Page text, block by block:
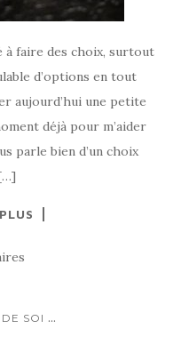
à faire des choix, surtout
d’options en tout
aujourd’hui une petite
déjà pour m’aider
parle bien d’un choix
SOI ...